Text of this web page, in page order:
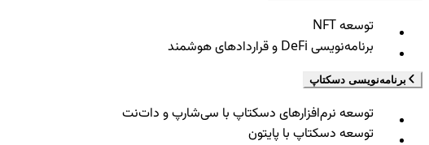
توسعه NFT
برنامه‌نویسی DeFi و قراردادهای هوشمند
برنامه‌نویسی دسکتاپ
توسعه نرم‌افزارهای دسکتاپ با سی‌شارپ و دات‌نت
توسعه دسکتاپ با پایتون